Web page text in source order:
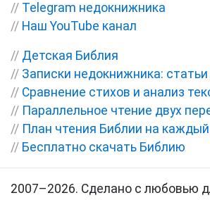
// Telegram недокнижника
// Наш YouTube канал
// Детская Библия
// Записки недокнижника:
// Сравнение стихов и анализ
// Параллельное чтение двух
// План чтения Библии на
// Бесплатно скачать Библию
2007–2026. Сделано с любовью